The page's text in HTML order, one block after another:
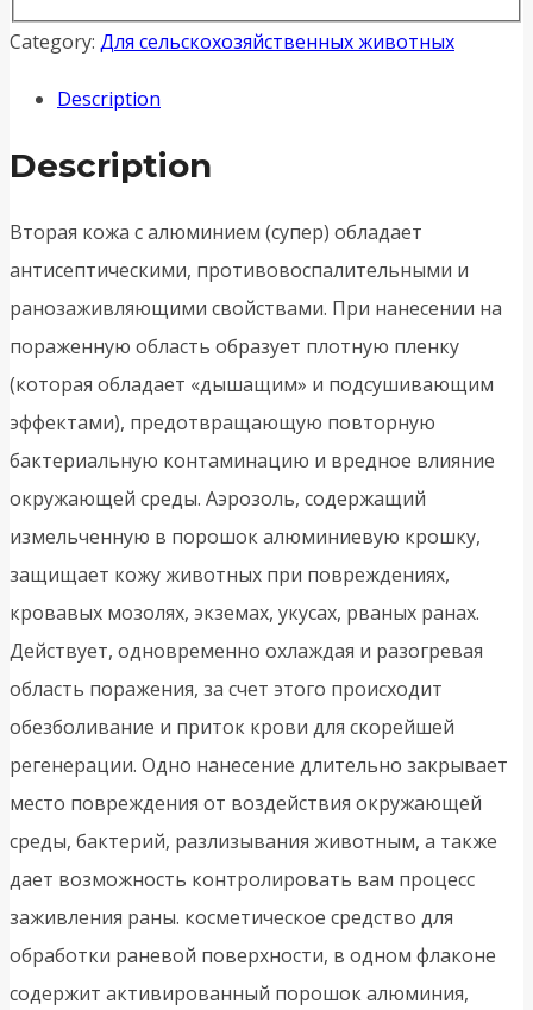
Category: Для сельскохозяйственных животных
Description
Description
Вторая кожа с алюминием (супер) обладает
антисептическими, противовоспалительными и
ранозаживляющими свойствами. При нанесении на
пораженную область образует плотную пленку
(которая обладает «дышащим» и подсушивающим
эффектами), предотвращающую повторную
бактериальную контаминацию и вредное влияние
окружающей среды. Аэрозоль, содержащий
измельченную в порошок алюминиевую крошку,
защищает кожу животных при повреждениях,
кровавых мозолях, экземах, укусах, рваных ранах.
Действует, одновременно охлаждая и разогревая
область поражения, за счет этого происходит
обезболивание и приток крови для скорейшей
регенерации. Одно нанесение длительно закрывает
место повреждения от воздействия окружающей
среды, бактерий, разлизывания животным, а также
дает возможность контролировать вам процесс
заживления раны. косметическое средство для
обработки раневой поверхности, в одном флаконе
содержит активированный порошок алюминия,